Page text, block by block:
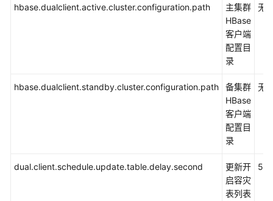
开
说
指
hbase.dualclient.active.cluster.configuration.path
主集群
HBase
客户端
配置目
录
无
hbase.dualclient.standby.cluster.configuration.path
备集群
HBase
客户端
配置目
录
无
dual.client.schedule.update.table.delay.second
更新开
启容灾
表列表
5